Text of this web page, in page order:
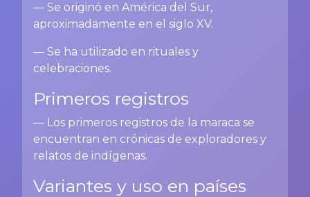
— Se originó en América del Sur,
aproximadamente en el siglo XV.
— Se ha utilizado en rituales y
celebraciones.
Primeros registros
— Los primeros registros de la maraca se
encuentran en crónicas de exploradores y
relatos de indígenas.
Variantes y uso en países